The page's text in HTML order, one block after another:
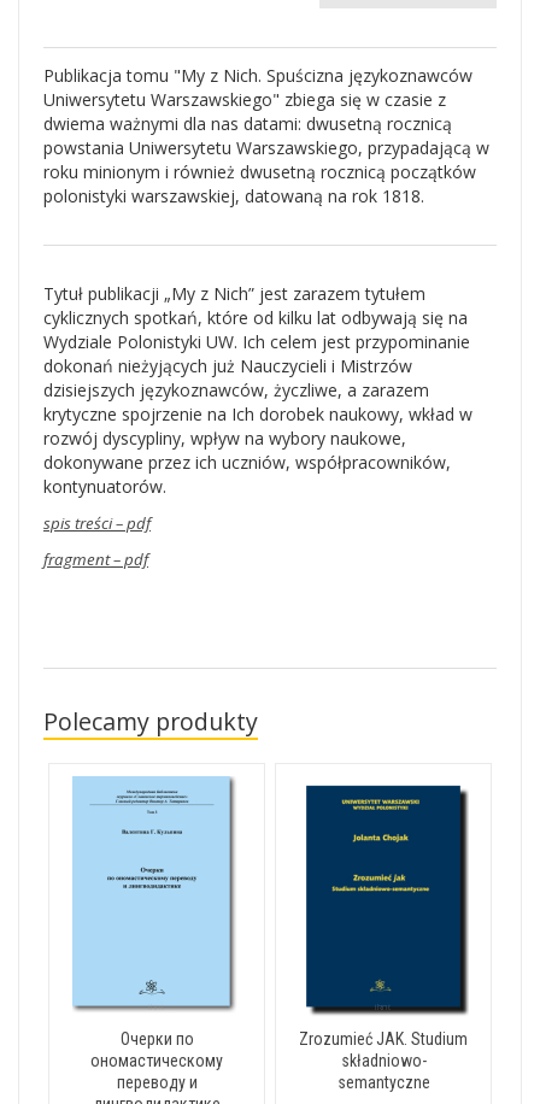
Publikacja tomu "My z Nich. Spuścizna językoznawców
Uniwersytetu Warszawskiego" zbiega się w czasie z
dwiema ważnymi dla nas datami: dwusetną rocznicą
powstania Uniwersytetu Warszawskiego, przypadającą w
roku minionym i również dwusetną rocznicą początków
polonistyki warszawskiej, datowaną na rok 1818.
Tytuł publikacji „My z Nich” jest zarazem tytułem
cyklicznych spotkań, które od kilku lat odbywają się na
Wydziale Polonistyki UW. Ich celem jest przypominanie
dokonań nieżyjących już Nauczycieli i Mistrzów
dzisiejszych językoznawców, życzliwe, a zarazem
krytyczne spojrzenie na Ich dorobek naukowy, wkład w
rozwój dyscypliny, wpływ na wybory naukowe,
dokonywane przez ich uczniów, współpracowników,
kontynuatorów.
spis treści – pdf
fragment – pdf
Polecamy produkty
Очерки по
ономастическому
переводу и
Zrozumieć JAK. Studium
składniowo-
semantyczne